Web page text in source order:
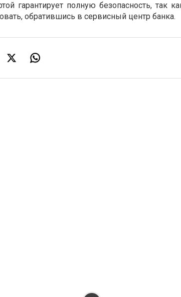
гарантирует полную безопасность, так
обратившись в сервисный центр банка.